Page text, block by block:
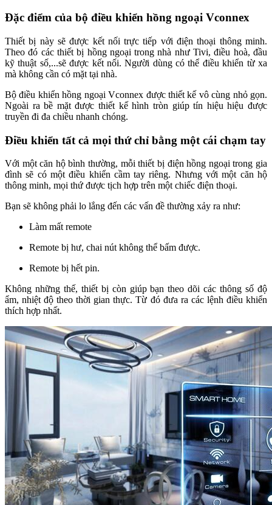
Đặc điểm của bộ điều khiển hồng ngoại Vconnex
Thiết bị này sẽ được kết nối trực tiếp với điện thoại thông minh.
Theo đó các thiết bị hồng ngoại trong nhà như Tivi, điều hoà, đầu
kỹ thuật số,...sẽ được kết nối. Người dùng có thể điều khiển từ xa
mà không cần có mặt tại nhà.
Bộ điều khiển hồng ngoại Vconnex được thiết kế vô cùng nhỏ gọn.
Ngoài ra bề mặt được thiết kế hình tròn giúp tín hiệu hiệu được
truyền đi đa chiều nhanh chóng.
Điều khiển tất cả mọi thứ chỉ bằng một cái chạm tay
Với một căn hộ bình thường, mỗi thiết bị điện hồng ngoại trong gia
đình sẽ có một điều khiển cầm tay riêng. Nhưng với một căn hộ
thông minh, mọi thứ được tịch hợp trên một chiếc điện thoại.
Bạn sẽ không phải lo lắng đến các vấn đề thường xảy ra như:
Làm mất remote
Remote bị hư, chai nút không thể bấm được.
Remote bị hết pin.
Không những thế, thiết bị còn giúp bạn theo dõi các thông số độ
ẩm, nhiệt độ theo thời gian thực. Từ đó đưa ra các lệnh điều khiển
thích hợp nhất.